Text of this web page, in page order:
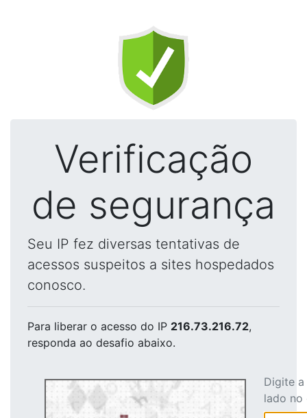
Verificação
de segurança
Seu IP fez diversas tentativas de
acessos suspeitos a sites hospedados
conosco.
Para liberar o acesso do IP 216.73.216.72,
responda ao desafio abaixo.
Digite
lado no